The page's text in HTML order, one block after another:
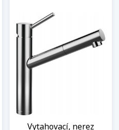
Vytahovací, nerez